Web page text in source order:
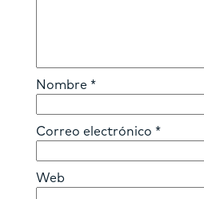
Nombre *
Correo electrónico *
Web